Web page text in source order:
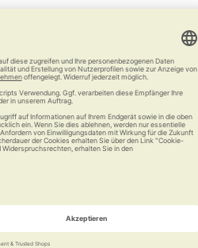
Seiten im Internet. In Bezug
Für den Inhalt und die
bereit: